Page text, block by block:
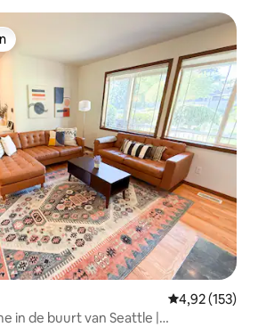
Gemiddelde
4,92 (153)
in de buurt van Seattle |